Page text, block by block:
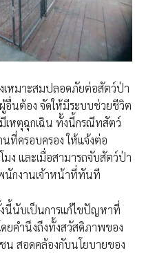
เหมาะสมปลอดภัยต่อสัตว์ป่า
อื่นต้อง จัดให้มีระบบช่วยชีวิต
เหตุฉุกเฉิน ทั้งนี้​กรณีทสัตว์
ที่ครอบครอง ให้แจ้งต่อ
ง และเมื่อสามารถจับสัตว์ป่า
นักงานเจ้าหน้าที่ทันที
งนี้นับเป็นการแก้ไขปัญหาที่
ยคำนึงถึงทั้งสวัสดิภาพของ
สอดคล้องกับนโยบายของ​